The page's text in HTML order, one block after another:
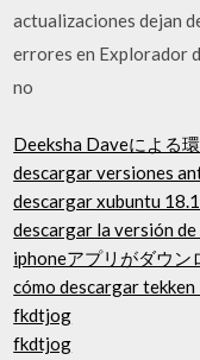
actualizaciones dejan
errores en Explorador
no
Deeksha Daveによる
descargar versiones
descargar xubuntu
descargar la versión
iphoneアプリがダウン
cómo descargar
fkdtjog
fkdtjog